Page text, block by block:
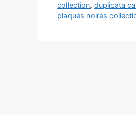
collection, duplicata
plaques noires